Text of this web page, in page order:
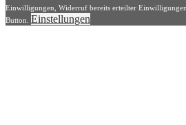
Einwilligungen, Widerruf bereits erteilter
Button. Einstellungen